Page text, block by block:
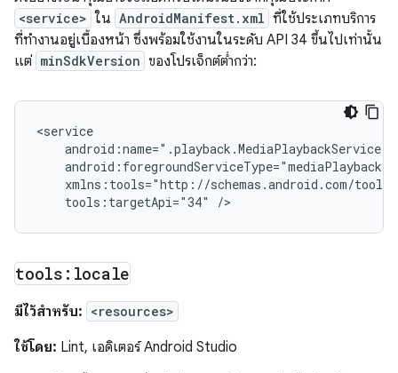
<service> ใน AndroidManifest.xml ที่ใช้ประเภทบริการ
ที่ทำงานอยู่เบื้องหน้า ซึ่งพร้อมใช้งานในระดับ API 34 ขึ้นไปเท่านั้น
แต่ minSdkVersion ของโปรเจ็กต์ต่ำกว่า:
tools:targetApi="34"
tools:locale
มีไว้สำหรับ: <resources>
ใช้โดย: Lint, เอดิเตอร์ Android Studio